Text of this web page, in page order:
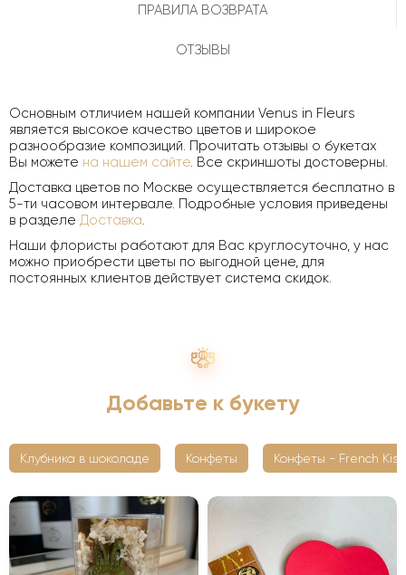
ПРАВИЛА ВОЗВРАТА
ОТЗЫВЫ
Основным отличием нашей компании Venus in Fleurs
является высокое качество цветов и широкое
разнообразие композиций. Прочитать отзывы о букетах
Вы можете на нашем сайте. Все скриншоты достоверны.
Доставка цветов по Москве осуществляется бесплатно в
5-ти часовом интервале. Подробные условия приведены
в разделе Доставка.
Наши флористы работают для Вас круглосуточно, у нас
можно приобрести цветы по выгодной цене, для
постоянных клиентов действует система скидок.
Добавьте к букету
Клубника в шоколаде Конфеты Конфеты - French Kiss